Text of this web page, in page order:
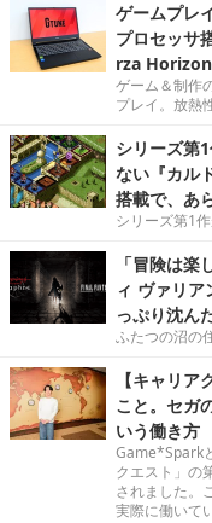
ゲームプレ
プロセッサ
rza Horizon
ゲーム＆制作
プレイ。放熱
シリーズ第
ない『カル
搭載で、あ
シリーズ第1
「冒険は
ィ ヴァリ
っぷり沈ん
ふたつの沼の
【キャリ
こと。セガ
いう働き方
Game*Spark
クエスト」の
されました。
実際に働いて